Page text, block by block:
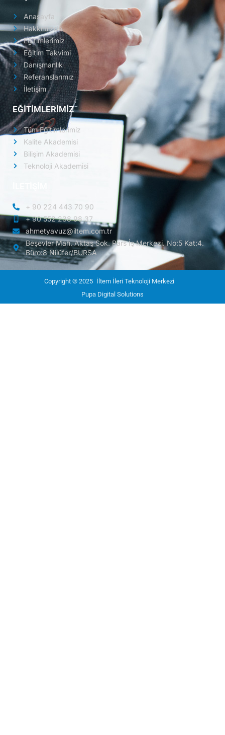
Anasayfa
Hakkımızda
Eğitimlerimiz
Eğitim Takvimi
Danışmanlık
Referanslarımız
İletişim
EĞİTİMLERİMİZ
Tüm Eğitimlerimiz
Kalite Akademisi
Bilişim Akademisi
Teknoloji Akademisi
+ 90 224 443 70 90
+ 90 552 238 98 37
ahmetyavuz@iltem.com.tr
Beşevler Mah. Aktaş Sok. Pars İş Merkezi. No:5 Kat:4.
Büro:8 Nilüfer/BURSA
Copyright © 2025 İltem İleri Teknoloji Merkezi
Pupa Digital Solutions